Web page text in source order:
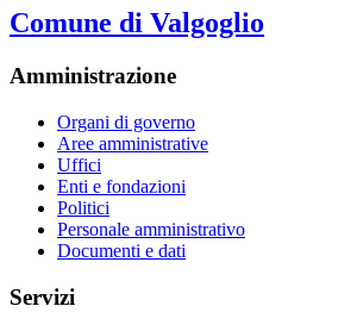
Comune di Valgoglio
Amministrazione
Organi di governo
Aree amministrative
Uffici
Enti e fondazioni
Politici
Personale amministrativo
Documenti e dati
Servizi